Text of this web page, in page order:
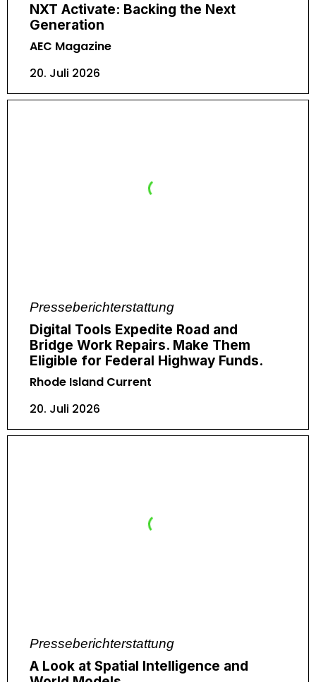
NXT Activate: Backing the Next
Generation
AEC Magazine
20. Juli 2026
Presseberichterstattung
Digital Tools Expedite Road and
Bridge Work Repairs. Make Them
Eligible for Federal Highway Funds.
Rhode Island Current
20. Juli 2026
Presseberichterstattung
A Look at Spatial Intelligence and